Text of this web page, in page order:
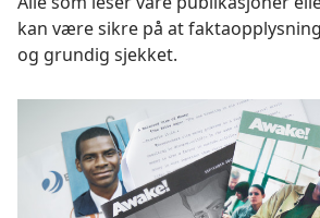
kan være sikre på at
og grundig sjekket.